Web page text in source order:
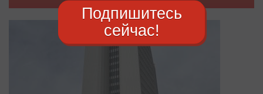
Подпишитесь
сейчас!